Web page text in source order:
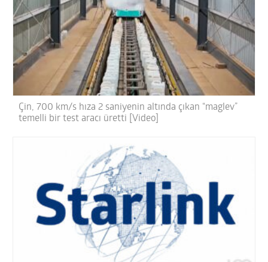
Çin, 700 km/s hıza 2 saniyenin altında çıkan “maglev”
temelli bir test aracı üretti [Video]